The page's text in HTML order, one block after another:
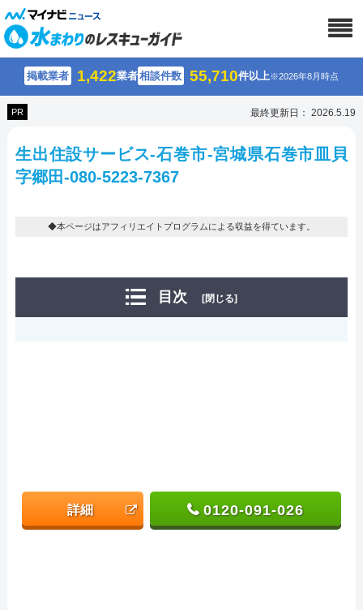
掲載業者 1,422業者相談件数 55,710件以上※2026年8月時点
PR 最終更新日： 2026.5.19
生出住設サービス-石巻市-宮城県石巻市皿貝
字郷田-080-5223-7367
◆本ページはアフィリエイトプログラムによる収益を得ています。
目次 [閉じる]
詳細 0120-091-026